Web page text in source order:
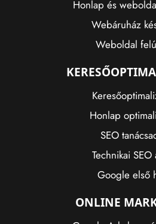
Honlap és
Webáruház
Weboldal
Honlap
SEO
Technikai
Google első
ONLINE